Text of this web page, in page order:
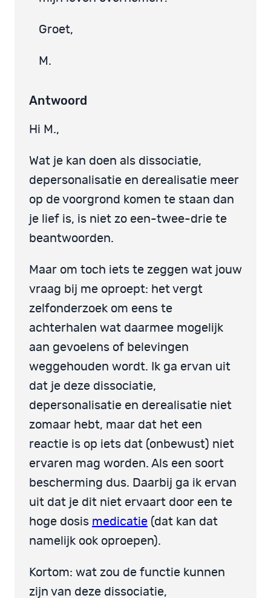
Groet,
M.
Antwoord
Hi M.,
Wat je kan doen als dissociatie,
depersonalisatie en derealisatie meer
op de voorgrond komen te staan dan
je lief is, is niet zo een-twee-drie te
beantwoorden.
Maar om toch iets te zeggen wat jouw
vraag bij me oproept: het vergt
zelfonderzoek om eens te
achterhalen wat daarmee mogelijk
aan gevoelens of belevingen
weggehouden wordt. Ik ga ervan uit
dat je deze dissociatie,
depersonalisatie en derealisatie niet
zomaar hebt, maar dat het een
reactie is op iets dat (onbewust) niet
ervaren mag worden. Als een soort
bescherming dus. Daarbij ga ik ervan
uit dat je dit niet ervaart door een te
hoge dosis medicatie (dat kan dat
namelijk ook oproepen).
Kortom: wat zou de functie kunnen
zijn van deze dissociatie,